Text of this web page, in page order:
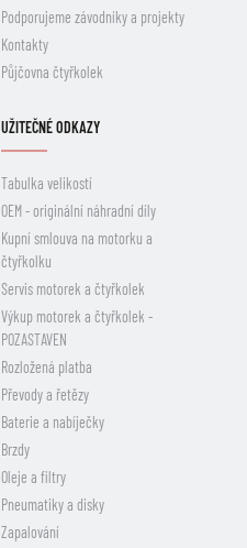
Podporujeme závodníky a projekty
Kontakty
Půjčovna čtyřkolek
UŽITEČNÉ ODKAZY
Tabulka velikostí
OEM - originální náhradní díly
Kupní smlouva na motorku a
čtyřkolku
Servis motorek a čtyřkolek
Výkup motorek a čtyřkolek -
POZASTAVEN
Rozložená platba
Převody a řetězy
Baterie a nabíječky
Brzdy
Oleje a filtry
Pneumatiky a disky
Zapalování